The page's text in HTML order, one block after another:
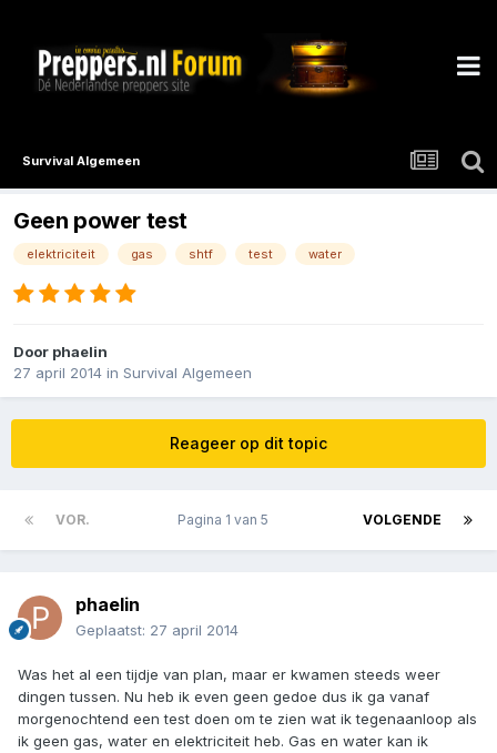
Survival Algemeen
Geen power test
elektriciteit gas shtf test water
Door phaelin
27 april 2014 in Survival Algemeen
Reageer op dit topic
VOR. VOLGENDE
Pagina 1 van 5
phaelin
Geplaatst: 27 april 2014
Was het al een tijdje van plan, maar er kwamen steeds weer
dingen tussen. Nu heb ik even geen gedoe dus ik ga vanaf
morgenochtend een test doen om te zien wat ik tegenaanloop als
ik geen gas, water en elektriciteit heb. Gas en water kan ik